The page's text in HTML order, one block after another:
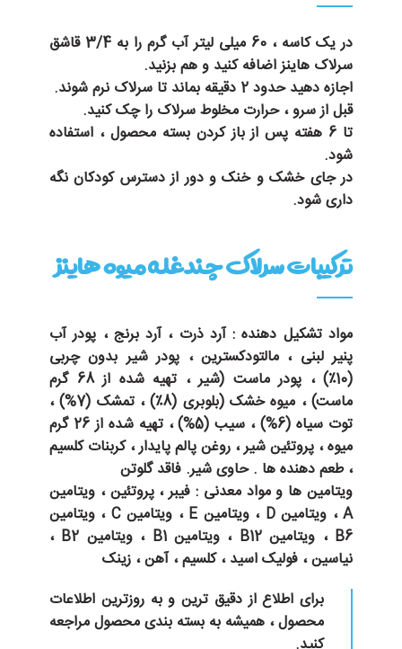
در یک کاسه ، 60 میلی لیتر آب گرم را به 3/4 قاشق
سرلاک هاینز اضافه کنید و هم بزنید.
اجازه دهید حدود 2 دقیقه بماند تا سرلاک نرم شوند.
قبل از سرو ، حرارت مخلوط سرلاک را چک کنید.
تا 6 هفته پس از باز کردن بسته محصول ، استفاده
شود.
در جای خشک و خنک و دور از دسترس کودکان نگه
داری شود.
ترکیبات سرلاک چندغله میوه هاینز
مواد تشکیل دهنده: آرد ذرت ، آرد برنج ، پودر آب
پنیر لبنی ، مالتودکسترین ، پودر شیر بدون چربی
(10٪) ، پودر ماست (شیر ، تهیه شده از 68 گرم
ماست) ، میوه خشک (بلوبری (8٪) ، تمشک (7%) ،
توت سیاه (6%) ، سیب (5%) ، تهیه شده از 26 گرم
میوه ، پروتئین شیر ، روغن پالم پایدار ، کربنات کلسیم
، طعم دهنده ها . حاوی شیر. فاقد گلوتن
ویتامین ها و مواد معدنی : فیبر ، پروتئین ، ویتامین
A ، ویتامین D ، ویتامین E ، ویتامین C ، ویتامین
B6 ، ویتامین B12 ، ویتامین B1 ، ویتامین B2 ،
نیاسین ، فولیک اسید ، کلسیم ، آهن ، زینک
برای اطلاع از دقیق ترین و به روزترین اطلاعات
محصول ، همیشه به بسته بندی محصول مراجعه